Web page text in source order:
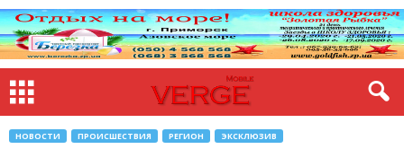
НОВОСТИ ПРОИСШЕСТВИЯ РЕГИОН ЭКСКЛЮЗИВ